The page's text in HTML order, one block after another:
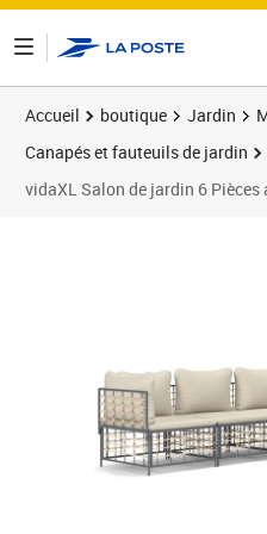
Accueil boutique Jardin
Canapés et fauteuils de jardin
vidaXL Salon de jardin 6